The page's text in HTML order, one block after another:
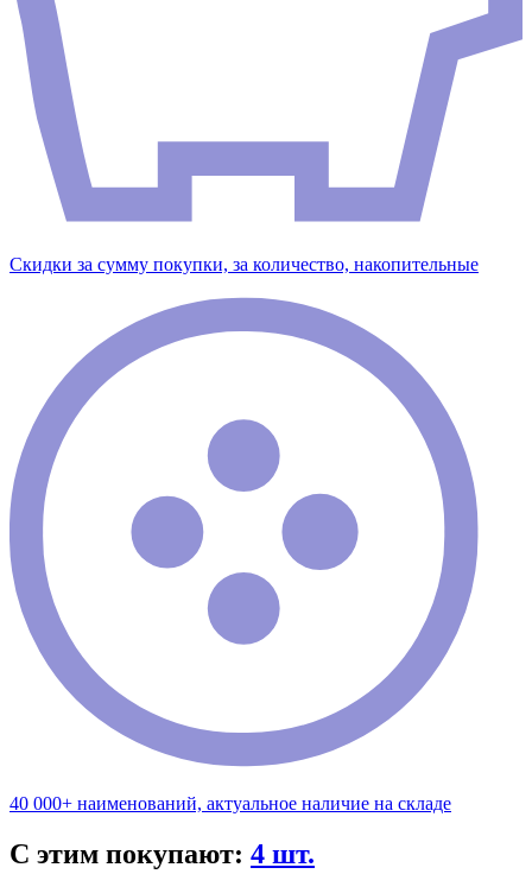
Скидки за сумму покупки, за количество, накопительные
40 000+ наименований, актуальное наличие на складе
С этим покупают: 4 шт.